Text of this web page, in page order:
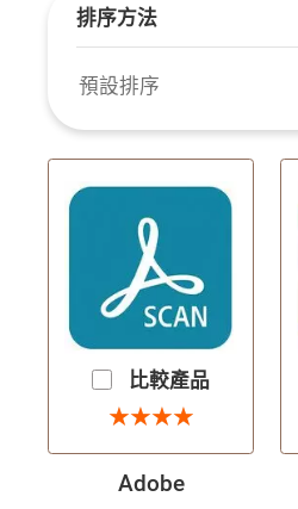
排序方法
預設排序
比較產品
4 星
★
★★
★★
★★
★
Adobe